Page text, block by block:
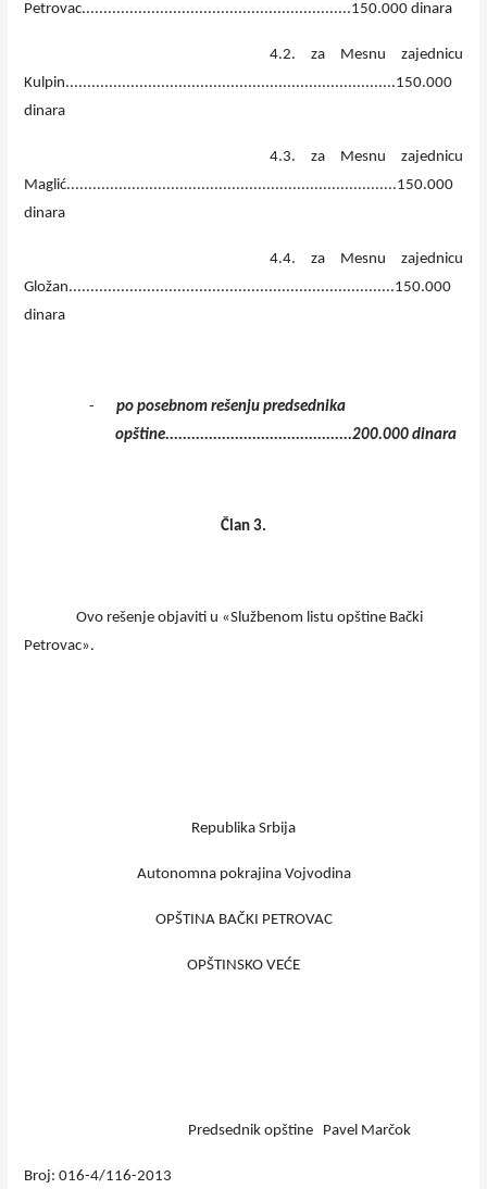
Petrovac..............................................................150.000 dinara
4.2. za Mesnu zajednicu
Kulpin............................................................................150.000
dinara
4.3. za Mesnu zajednicu
Maglić............................................................................150.000
dinara
4.4. za Mesnu zajednicu
Gložan...........................................................................150.000
dinara
-
po posebnom rešenju predsednika
opštine...........................................200.000 dinara
Član 3.
Ovo rešenje objaviti u «Službenom listu opštine Bački
Petrovac».
Republika Srbija
Autonomna pokrajina Vojvodina
OPŠTINA BAČKI PETROVAC
OPŠTINSKO VEĆE
Predsednik opštine Pavel Marčok
Broj: 016-4/116-2013